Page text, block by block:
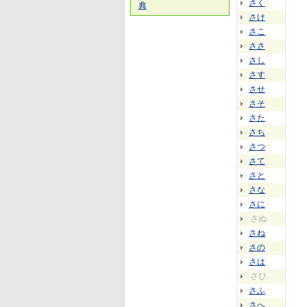
さく
さけ
さこ
ささ
さし
さす
させ
さそ
さた
さち
さつ
さて
さと
さな
さに
さぬ
さね
さの
さは
さひ
さふ
さへ
典